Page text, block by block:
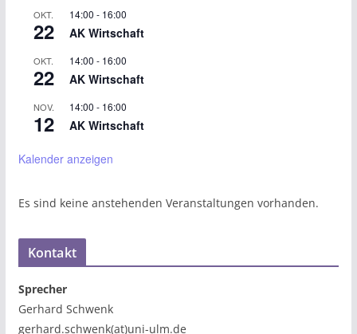
OKT.
22
14:00 - 16:00
AK Wirtschaft
OKT.
22
14:00 - 16:00
AK Wirtschaft
NOV.
12
14:00 - 16:00
AK Wirtschaft
Kalender anzeigen
Es sind keine anstehenden Veranstaltungen vorhanden.
Kontakt
Sprecher
Gerhard Schwenk
gerhard.schwenk(at)uni-ulm.de